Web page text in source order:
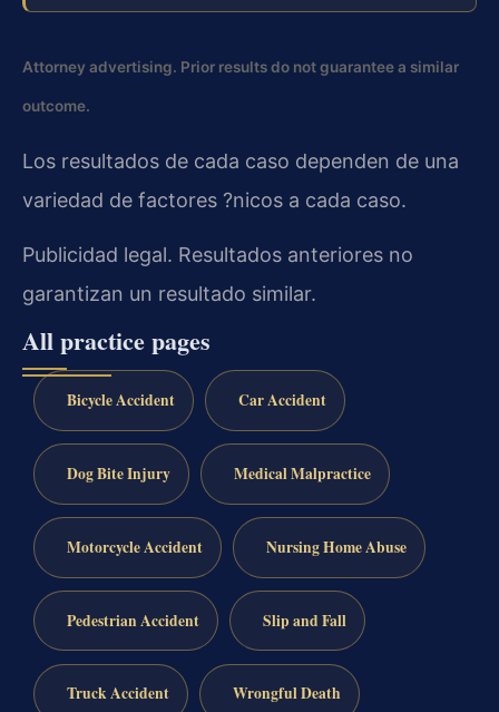
Attorney advertising. Prior results do not guarantee a similar
outcome.
Los resultados de cada caso dependen de una
variedad de factores ?nicos a cada caso.
Publicidad legal. Resultados anteriores no
garantizan un resultado similar.
All practice pages
Bicycle Accident Car Accident
Dog Bite Injury Medical Malpractice
Motorcycle Accident Nursing Home Abuse
Pedestrian Accident Slip and Fall
Truck Accident Wrongful Death